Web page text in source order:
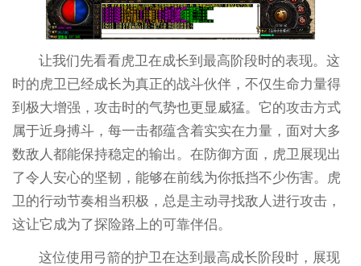
让我们先看看虎卫在成长到最高阶段时的表现。这
时的虎卫已经成长为真正的战斗伙伴，不仅生命力量得
到极大增强，攻击时的气势也更显威猛。它的攻击方式
属于近身搏斗，每一击都蕴含着实实在力量，面对大多
数敌人都能保持稳定的输出。在防御方面，虎卫展现出
了令人安心的坚韧，能够在前线为你抵挡不少伤害。虎
卫的行动节奏相当积极，总是主动寻找敌人进行攻击，
这让它成为了探险路上的可靠伴侣。
这位使用弓箭的护卫在达到最高成长阶段时，展现